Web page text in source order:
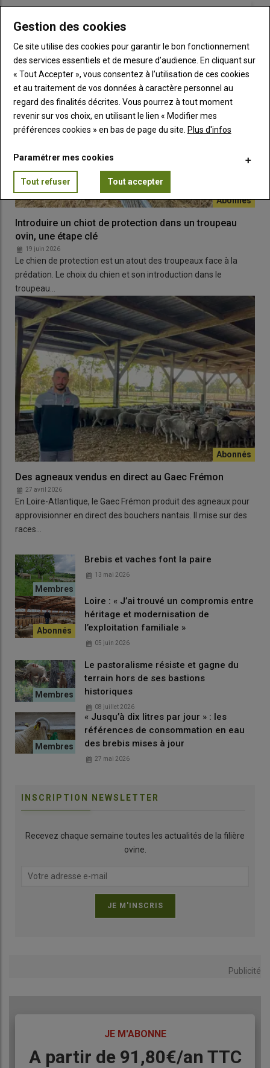
d’élevage. Par ailleurs, il est préférable de limiter le nombre
d’élevages fournisseurs et de privilégier l’achat de jeunes
la paratuberculose, le visna-maëdi, la border disease, la
chlamydiose et la fièvre Q.
Lire aussi :Tout savoir sur la santé en élevage ovin
nouveaux animaux permet de maîtriser l’introduction de
maladies en prenant en compte une potentielle période
d’incubation. Il faut néanmoins considérer l’éventualité
d’animaux porteurs sains qui peuvent transmettre leur
pathologie malgré l’absence de symptôme. Des actions
préventives, tel que des vaccins ou des antiparasitaires,
peuvent également être apportées aux animaux introduits en
compléments de la prévention mise en place. «
Des outils complémentaires pertinents peuvent être envisagés
avec votre vétérinaire ou votre GDS. Ces derniers pourront vous
conseiller au mieux pour assurer une introduction à moindre
risque dans votre élevage
», conclut Marien Bataille.
Côté web
Le guide des bonnes pratiques de biosécuritéen
élevage ovin par GDS France
sur
www.frgdsna.org/ovins/
Introduire un chiot de protection dans un troupeau
ovin, une étape clé
19 juin 2026
Le chien de protection est un atout des troupeaux face à la
prédation. Le choix du chien et son introduction dans le
troupeau…
Des agneaux vendus en direct au Gaec Frémon
27 avril 2026
En Loire-Atlantique, le Gaec Frémon produit des agneaux pour
approvisionner en direct des bouchers nantais. Il mise sur des
races…
Brebis et vaches font la paire
13 mai 2026
Loire : « J’ai trouvé un compromis entre
héritage et modernisation de
l’exploitation familiale »
05 juin 2026
Le pastoralisme résiste et gagne du
terrain hors de ses bastions
historiques
08 juillet 2026
« Jusqu’à dix litres par jour » : les
références de consommation en eau
des brebis mises à jour
27 mai 2026
INSCRIPTION NEWSLETTER
Recevez chaque semaine toutes les actualités de la filière
ovine.
Publicité
JE M'ABONNE
Body
A partir de 91,80€/an​ TTC
Gestion des cookies
Ce site utilise des cookies pour garantir le bon fonctionnement
des services essentiels et de mesure d’audience. En cliquant sur
« Tout Accepter », vous consentez à l’utilisation de ces cookies
et au traitement de vos données à caractère personnel au
regard des finalités décrites. Vous pourrez à tout moment
revenir sur vos choix, en utilisant le lien « Modifier mes
préférences cookies » en bas de page du site. Plus d'infos
Paramétrer mes cookies
Tout refuser Tout accepter